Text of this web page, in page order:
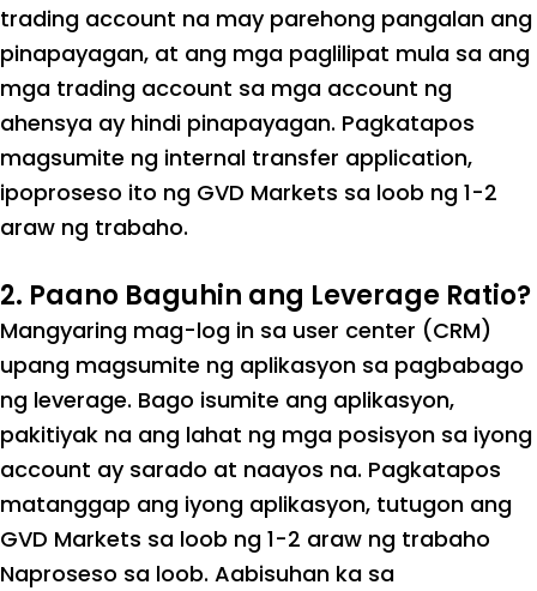
trading account na may parehong pangalan ang
pinapayagan, at ang mga paglilipat mula sa ang
mga trading account sa mga account ng
ahensya ay hindi pinapayagan. Pagkatapos
magsumite ng internal transfer application,
ipoproseso ito ng GVD Markets sa loob ng 1-2
araw ng trabaho.
2. Paano Baguhin ang Leverage Ratio?
Mangyaring mag-log in sa user center (CRM)
upang magsumite ng aplikasyon sa pagbabago
ng leverage. Bago isumite ang aplikasyon,
pakitiyak na ang lahat ng mga posisyon sa iyong
account ay sarado at naayos na. Pagkatapos
matanggap ang iyong aplikasyon, tutugon ang
GVD Markets sa loob ng 1-2 araw ng trabaho
Naproseso sa loob. Aabisuhan ka sa